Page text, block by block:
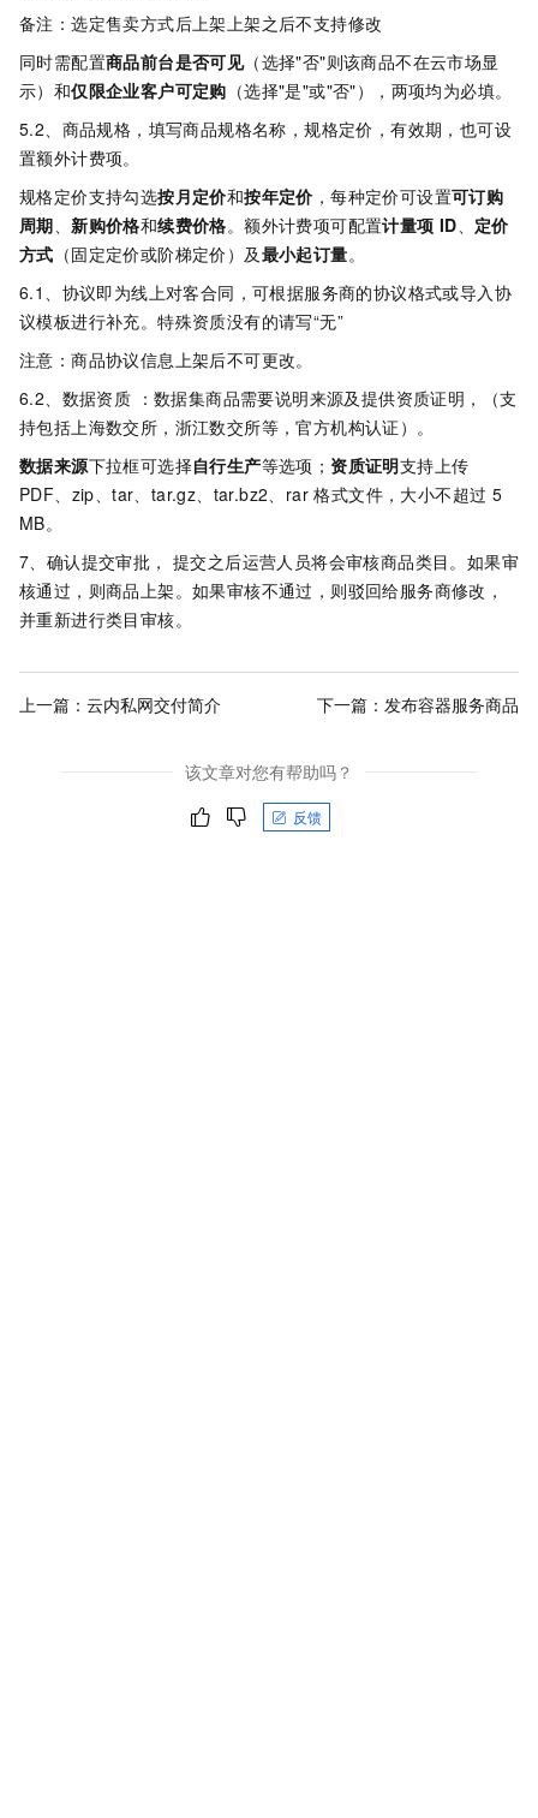
备注：选定售卖方式后上架上架之后不支持修改
同时需配置商品前台是否可见（选择"否"则该商品不在云市场显
示）和仅限企业客户可定购 （选择"是"或"否"），两项均为必填。
5.2、商品规格，填写商品规格名称，规格定价，有效期，也可设
置额外计费项。
规格定价支持勾选按月定价和按年定价 ，每种定价可设置可订购
周期、新购价格和续费价格。额外计费项可配置计量项 ID、 定价
方式 （固定定价或阶梯定价）及最小起订量。
6.1、协议即为线上对客合同，可根据服务商的协议格式或导入协
议模板进行补充。特殊资质没有的请写“无”
注意：商品协议信息上架后不可更改。
6.2、数据资质 ：数据集商品需要说明来源及提供资质证明，（支
持包括上海数交所，浙江数交所等，官方机构认证）。
数据来源下拉框可选择自行生产等选项；资质证明支持上传
PDF、zip、tar、tar.gz、tar.bz2、rar 格式文件，大小不超过 5
MB。
7、确认提交审批， 提交之后运营人员将会审核商品类目。如果审
核通过，则商品上架。如果审核不通过，则驳回给服务商修改，
并重新进行类目审核。
上一篇： 云内私网交付简介 下一篇： 发布容器服务商品
该文章对您有帮助吗？
反馈